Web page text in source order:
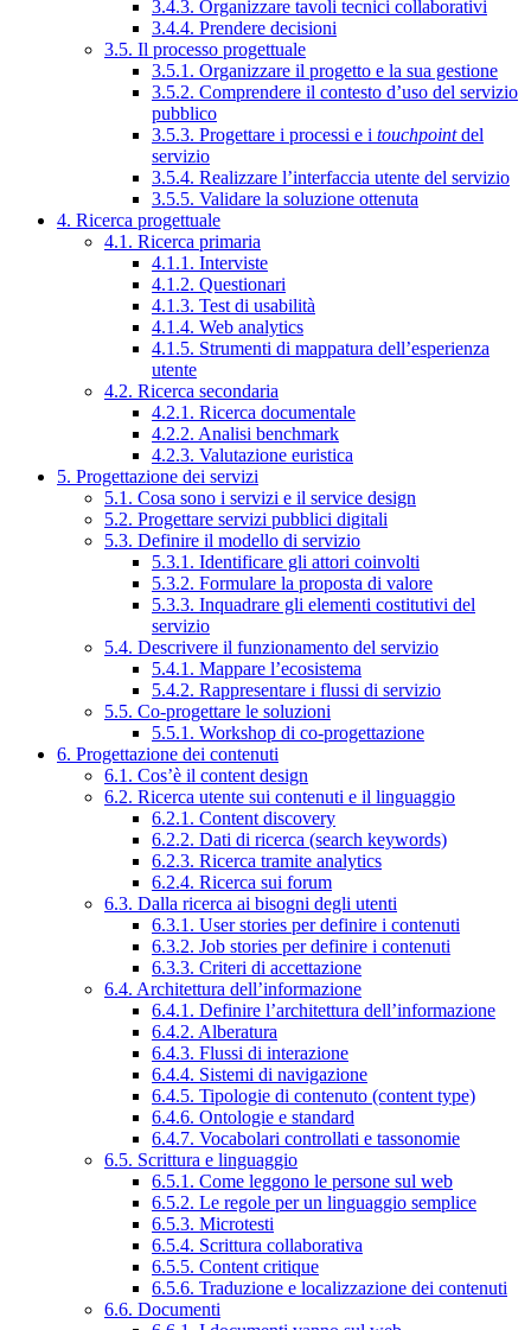
3.4.3. Organizzare tavoli tecnici collaborativi
3.4.4. Prendere decisioni
3.5. Il processo progettuale
3.5.1. Organizzare il progetto e la sua gestione
3.5.2. Comprendere il contesto d’uso del servizio
pubblico
3.5.3. Progettare i processi e i touchpointdel
servizio
3.5.4. Realizzare l’interfaccia utente del servizio
3.5.5. Validare la soluzione ottenuta
4. Ricerca progettuale
4.1. Ricerca primaria
4.1.1. Interviste
4.1.2. Questionari
4.1.3. Test di usabilità
4.1.4. Web analytics
4.1.5. Strumenti di mappatura dell’esperienza
utente
4.2. Ricerca secondaria
4.2.1. Ricerca documentale
4.2.2. Analisi benchmark
4.2.3. Valutazione euristica
5. Progettazione dei servizi
5.1. Cosa sono i servizi e il service design
5.2. Progettare servizi pubblici digitali
5.3. Definire il modello di servizio
5.3.1. Identificare gli attori coinvolti
5.3.2. Formulare la proposta di valore
5.3.3. Inquadrare gli elementi costitutivi del
servizio
5.4. Descrivere il funzionamento del servizio
5.4.1. Mappare l’ecosistema
5.4.2. Rappresentare i flussi di servizio
5.5. Co-progettare le soluzioni
5.5.1. Workshop di co-progettazione
6. Progettazione dei contenuti
6.1. Cos’è il content design
6.2. Ricerca utente sui contenuti e il linguaggio
6.2.1. Content discovery
6.2.2. Dati di ricerca (search keywords)
6.2.3. Ricerca tramite analytics
6.2.4. Ricerca sui forum
6.3. Dalla ricerca ai bisogni degli utenti
6.3.1. User stories per definire i contenuti
6.3.2. Job stories per definire i contenuti
6.3.3. Criteri di accettazione
6.4. Architettura dell’informazione
6.4.1. Definire l’architettura dell’informazione
6.4.2. Alberatura
6.4.3. Flussi di interazione
6.4.4. Sistemi di navigazione
6.4.5. Tipologie di contenuto (content type)
6.4.6. Ontologie e standard
6.4.7. Vocabolari controllati e tassonomie
6.5. Scrittura e linguaggio
6.5.1. Come leggono le persone sul web
6.5.2. Le regole per un linguaggio semplice
6.5.3. Microtesti
6.5.4. Scrittura collaborativa
6.5.5. Content critique
6.5.6. Traduzione e localizzazione dei contenuti
6.6. Documenti